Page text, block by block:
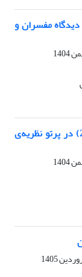
مفسران و
تحلیل معناشناختی واژه «صریم» (سوره قلم: 20) در پرتو نظریه‌ی